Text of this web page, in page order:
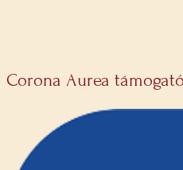
Corona Aurea